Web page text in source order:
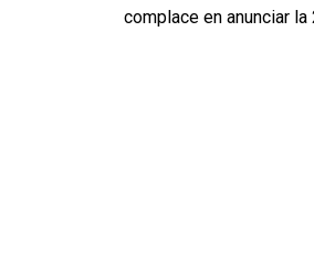
complace en anunciar